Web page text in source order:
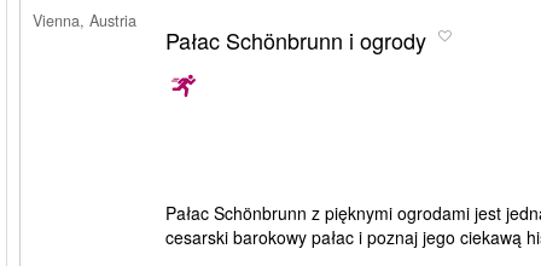
Vienna, Austria
Pałac Schönbrunn i ogrody
Pałac Schönbrunn z pięknymi ogrodami jest
cesarski barokowy pałac i poznaj jego ciekawą